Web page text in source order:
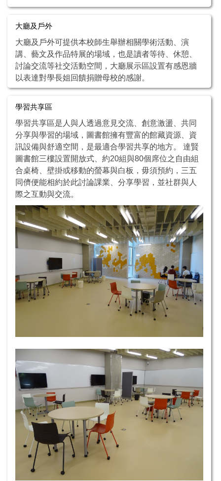
大廳及戶外
大廳及戶外可提供本校師生舉辦相關學術活動、演
講、藝文及作品特展的場域，也是讀者等待、休憩、
討論交流等社交活動空間，大廳展示區設置有感恩牆
以表達對學長姐回饋捐贈母校的感謝。
學習共享區
學習共享區是人與人透過意見交流、創意激盪、共同
分享與學習的場域，圖書館擁有豐富的館藏資源、資
訊設備與舒適空間，是最適合學習共享的地方。 達賢
圖書館三樓設置開放式、約20組與80個席位之自由組
合桌椅、壁掛或移動的螢幕與白板，毋須預約，三五
同儕便能相約於此討論課業、分享學習，並社群與人
際之互動與交流。